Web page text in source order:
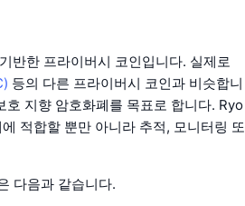
반한 프라이버시 코인입니다. 실제로
등의 다른 프라이버시 코인과 비슷합니
지향 암호화폐를 목표로 합니다. Ryo
적합할 뿐만 아니라 추적, 모니터링 또
다음과 같습니다.